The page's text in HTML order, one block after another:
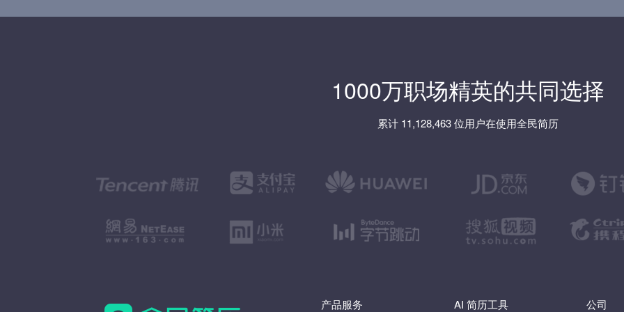
1000万职场精英的共同选择
累计 11,128,463 位用户在使用全民简历
产品服务 AI 简历工具 公司